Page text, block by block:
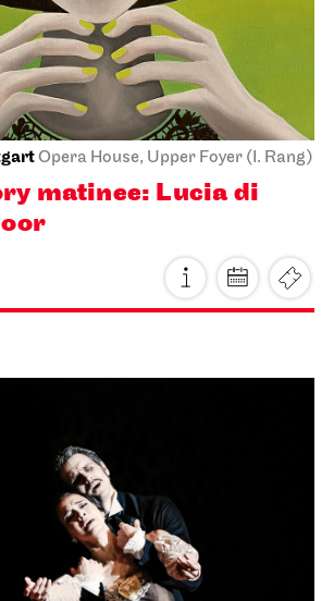
Opera House, Upper Foyer (I. Rang)
matinee: Lucia di